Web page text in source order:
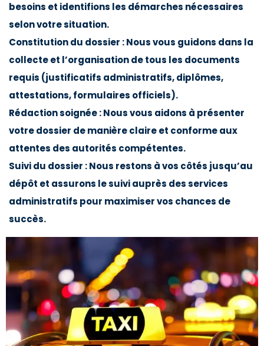
besoins et identifions les démarches nécessaires
selon votre situation.
Constitution du dossier : Nous vous guidons dans la
collecte et l’organisation de tous les documents
requis (justificatifs administratifs, diplômes,
attestations, formulaires officiels).
Rédaction soignée : Nous vous aidons à présenter
votre dossier de manière claire et conforme aux
attentes des autorités compétentes.
Suivi du dossier : Nous restons à vos côtés jusqu’au
dépôt et assurons le suivi auprès des services
administratifs pour maximiser vos chances de
succès.